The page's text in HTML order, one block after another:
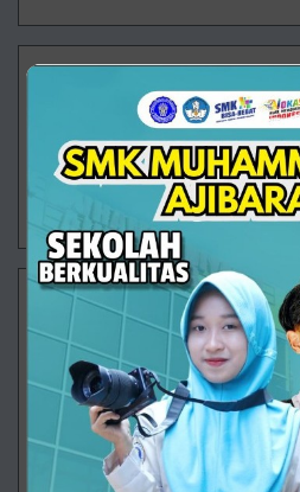
Lowongan Kerja
Cek info lowongan kerja dan
Indonesia. Dari berbagai
Indonesia
13/08/2024 08:37 - Oleh Administrator
Lowongan Kerja BKK SMK
Ajibarang
Sukses tampaknya terkait
sukses terus bergerak. Mereka
tetapi mereka tidak pernah
Lokerpurwokerto.ig
06/08/2024 11:16 - Oleh